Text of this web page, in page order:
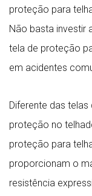
proteção para
Não basta investir
tela de proteção
em acidentes
Diferente das
proteção no
proteção para
proporcionam o
resistência